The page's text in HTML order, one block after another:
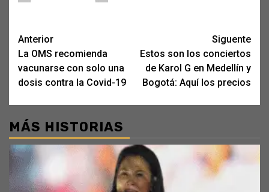
Post
navigation
Anterior
La OMS recomienda
vacunarse con solo una
dosis contra la Covid-19
Siguente
Estos son los conciertos
de Karol G en Medellín y
Bogotá: Aquí los precios
MÁS HISTORIAS